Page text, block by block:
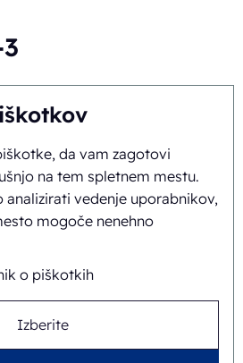
da vam zagotovi
na tem spletnem mestu.
vedenje uporabnikov,
mogoče nenehno
o piškotkih
Izberite